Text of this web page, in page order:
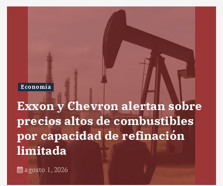
Economía
Exxon y Chevron alertan sobre
precios altos de combustibles
por capacidad de refinación
limitada
agosto 1, 2026